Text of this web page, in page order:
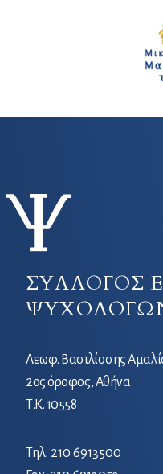
ΣΥΛΛΟΓΟΣ
Λεωφ. Βασιλίσσης
2ος όροφος, Αθήνα
Τ.Κ. 10558
Τηλ. 210 6913500